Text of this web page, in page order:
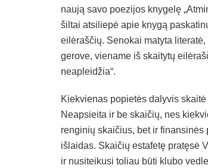
naują savo poezijos knygelę
šiltai atsiliepė apie knygą
eilėraščių. Senokai matyta
gerove, viename iš skaitytų
neapleidžia“.
Kiekvienas popietės dalyvis
Neapsieita ir be skaičių, nes
renginių skaičius, bet ir
išlaidas. Skaičių estafetę pratęsė
ir nusiteikusi toliau būti klubo